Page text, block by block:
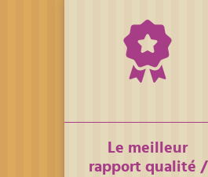
Le meilleur
rapport qualité /